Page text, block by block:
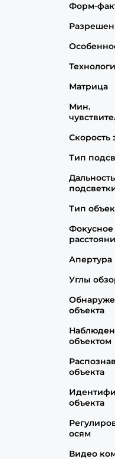
Форм-
Матрица
Мин.
Скорость
Тип
Дальность
Тип
Фокусное
Апертура
Углы
объекта
объектом
объекта
объекта
осям
Видео